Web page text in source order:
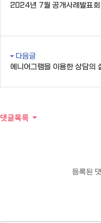
2024년 7월 공개사례발표회
다음글
에니어그램을 이용한 상담의
댓글목록
등록된